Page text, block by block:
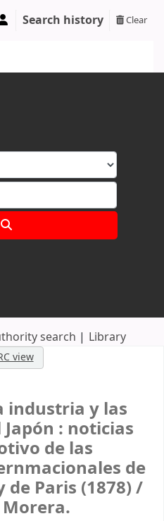
Search history Clear
search Library
view
industria y las
: noticias
de las
de
de Paris (1878) /
Morera.